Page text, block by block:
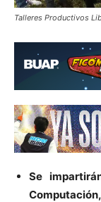
Talleres Productivos
Se